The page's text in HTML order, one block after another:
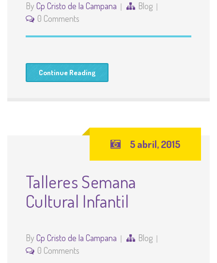
By Cp Cristo de la Campana
Blog
0 Comments
Continue Reading
5 abril, 2015
Talleres Semana
Cultural Infantil
By Cp Cristo de la Campana
Blog
0 Comments